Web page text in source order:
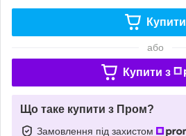
Купити
або
Купити з
Що таке купити з Пром?
Замовлення під захистом